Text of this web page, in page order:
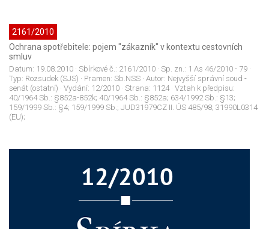
2161/2010
Ochrana spotřebitele: pojem "zákazník" v kontextu cestovních
smluv
Datum: 19.08.2010 · Sbírkové č.: 2161/2010 · Sp. zn.: 1 As 46/2010 - 79 ·
Typ: Rozsudek (SJS) · Pramen: Sb.NSS · Autor: Nejvyšší správní soud -
senát (ostatní) · Vydání: 12/2010 · Strana: 1124· Vztah k předpisu:
40/1964 Sb.: §852a-852k; 40/1964 Sb.: §852a; 634/1992 Sb.: §13;
159/1999 Sb.: §4; 159/1999 Sb.; JUD31979CZ II. ÚS 485/98; 31990L0314
(EU);